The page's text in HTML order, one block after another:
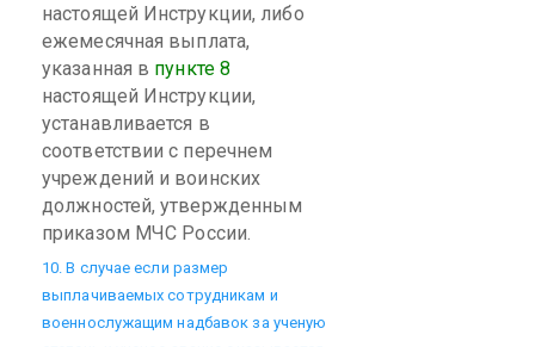
настоящей Инструкции, либо
ежемесячная выплата,
указанная в пункте 8
настоящей Инструкции,
устанавливается в
соответствии с перечнем
учреждений и воинских
должностей, утвержденным
приказом МЧС России.
10. В случае если размер
выплачиваемых сотрудникам и
военнослужащим надбавок за ученую